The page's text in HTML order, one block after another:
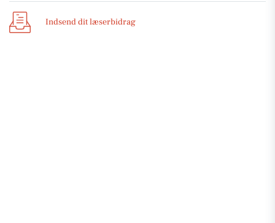
Indsend dit læserbidrag